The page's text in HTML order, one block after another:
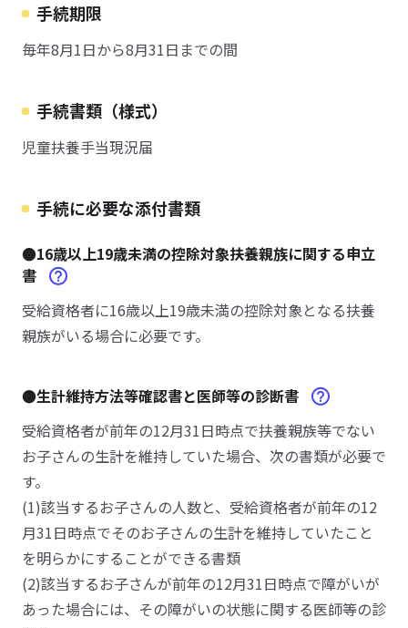
手続期限
毎年8月1日から8月31日までの間
手続書類（様式）
児童扶養手当現況届
手続に必要な添付書類
●16歳以上19歳未満の控除対象扶養親族に関する申立
書
受給資格者に16歳以上19歳未満の控除対象となる扶養
親族がいる場合に必要です。
●生計維持方法等確認書と医師等の診断書
受給資格者が前年の12月31日時点で扶養親族等でない
お子さんの生計を維持していた場合、次の書類が必要で
す。
(1)該当するお子さんの人数と、受給資格者が前年の12
月31日時点でそのお子さんの生計を維持していたこと
を明らかにすることができる書類
(2)該当するお子さんが前年の12月31日時点で障がいが
あった場合には、その障がいの状態に関する医師等の診